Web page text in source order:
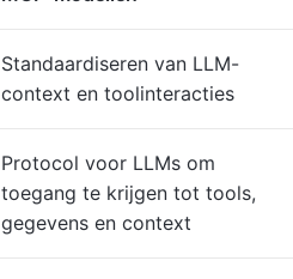
Standaardiseren van LLM-
context en toolinteracties
Protocol voor LLMs om
toegang te krijgen tot tools,
gegevens en context